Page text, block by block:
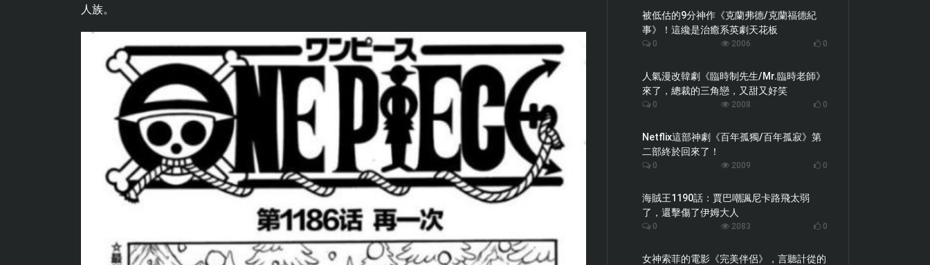
人族。
被低估的9分神作《克蘭弗德/克蘭福德紀
事》！這纔是治癒系英劇天花板
0 2006 0
人氣漫改韓劇《臨時制先生/Mr.臨時老師》
來了，總裁的三角戀，又甜又好笑
0 2008 0
Netflix這部神劇《百年孤獨/百年孤寂》第
二部終於回來了！
0 2009 0
海賊王1190話：賈巴嘲諷尼卡路飛太弱
了，還擊傷了伊姆大人
0 2083 0
女神索菲的電影《完美伴侶》，言聽計從的